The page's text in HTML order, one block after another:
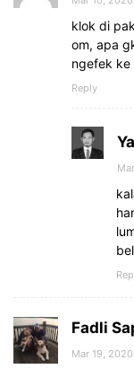
klok di
om, apa
ngefek ke
Reply
Fadli
Mar 19,